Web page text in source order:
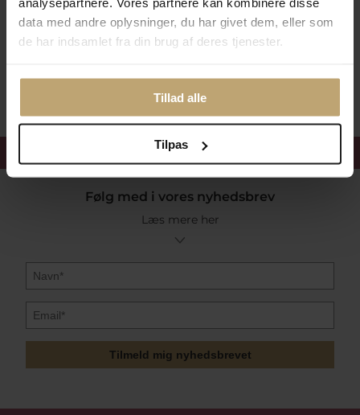
data med andre oplysninger, du har givet dem, eller som
de har indsamlet fra din brug af deres tjenester.
Tillad alle
Tilpas
Betalingsmuligheder
Sikker Og Tryg E-Handel
velkomstrabat
Følg med i vores nyhedsbrev
Læs mere her
Tilmeld mig nyhedsbrevet